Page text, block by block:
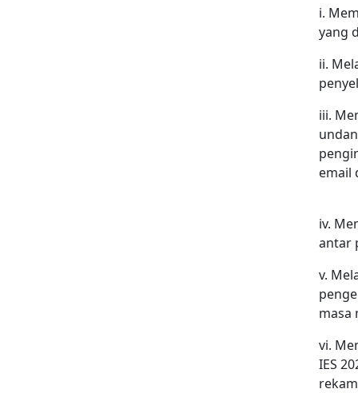
i.
yang
ii.
iii.
email
iv.
antar
v.
masa
vi.
IES